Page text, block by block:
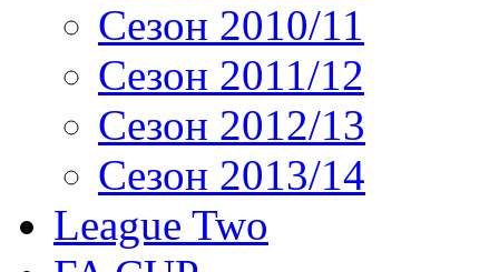
Сезон 2010/11
Сезон 2011/12
Сезон 2012/13
Сезон 2013/14
League Two